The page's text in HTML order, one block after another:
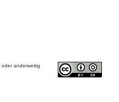
anderweitig